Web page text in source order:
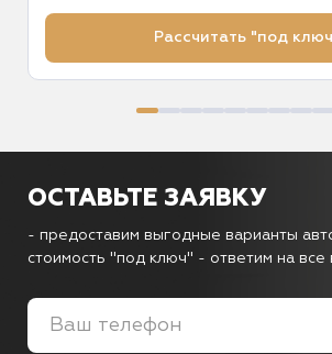
Рассчитать "под
ОСТАВЬТЕ ЗАЯВКУ
- предоставим выгодные варианты
стоимость "под ключ" - ответим на все